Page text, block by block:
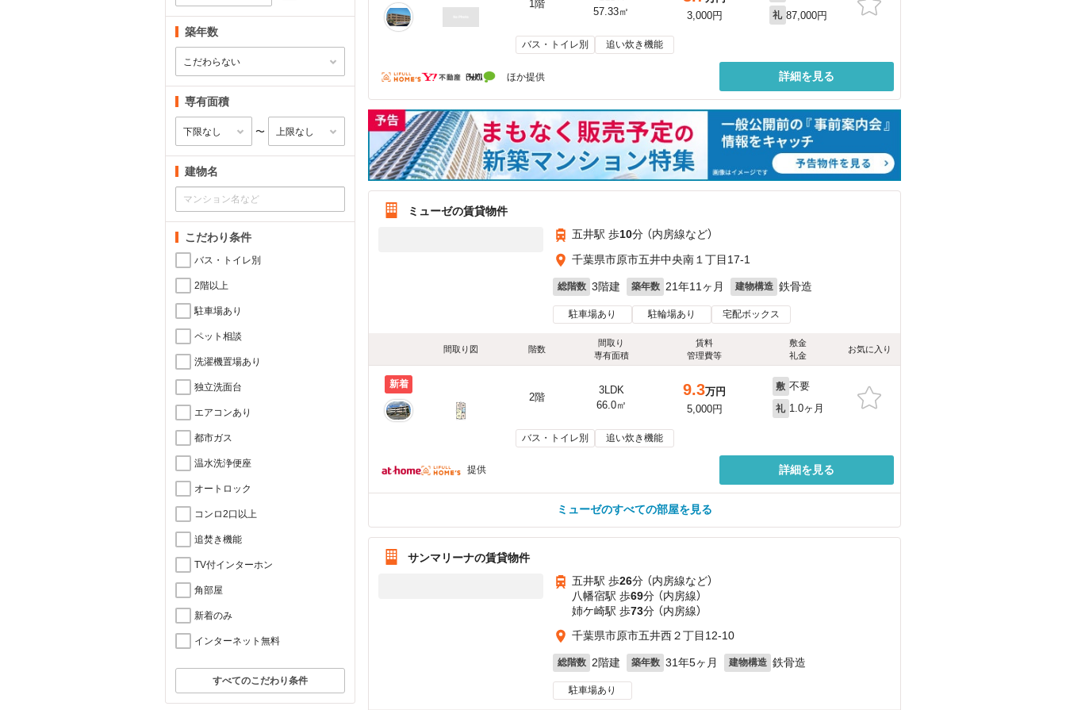
築年数
専有面積
〜
建物名
こだわり条件
バス・トイレ別
2階以上
駐車場あり
ペット相談
洗濯機置場あり
独立洗面台
エアコンあり
都市ガス
温水洗浄便座
オートロック
コンロ2口以上
追焚き機能
TV付インターホン
角部屋
新着のみ
インターネット無料
すべてのこだわり条件
1階
57.33㎡
3,000円
礼 87,000円
バス・トイレ別 追い炊き機能
ほか提供 詳細を見る
ミューゼの賃貸物件
五井駅 歩10分 （内房線など）
千葉県市原市五井中央南１丁目17-1
総階数 3階建 築年数 21年11ヶ月 建物構造 鉄骨造
駐車場あり 駐輪場あり 宅配ボックス
間取り図 階数
間取り
専有面積
賃料
管理費等
敷金
礼金
お気に入り
新着
2階
3LDK
66.0㎡
9.3万円
5,000円
敷 不要
礼 1.0ヶ月
バス・トイレ別 追い炊き機能
提供 詳細を見る
ミューゼのすべての部屋を見る
サンマリーナの賃貸物件
五井駅 歩26分 （内房線など）
八幡宿駅 歩69分 （内房線）
姉ケ崎駅 歩73分 （内房線）
千葉県市原市五井西２丁目12-10
総階数 2階建 築年数 31年5ヶ月 建物構造 鉄骨造
駐車場あり